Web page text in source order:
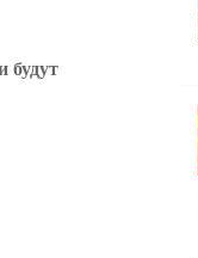
будут